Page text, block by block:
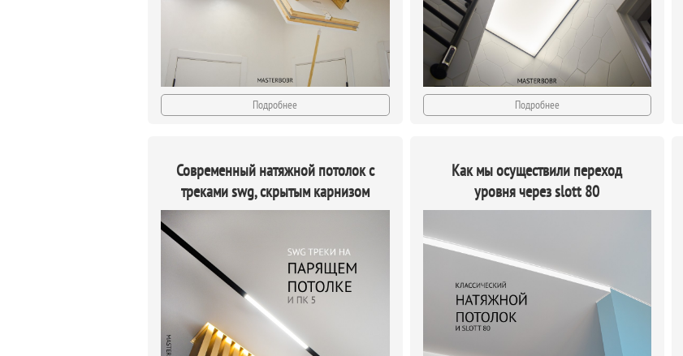
Подробнее Подробнее
Современный натяжной потолок с
треками swg, скрытым карнизом
Как мы осуществили переход
уровня через slott 80